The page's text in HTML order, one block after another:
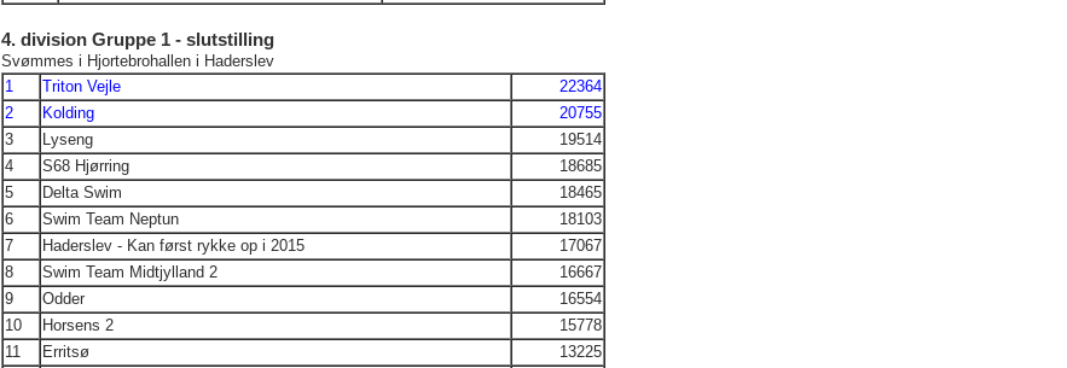
4. division Gruppe 1 - slutstilling
Svømmes i Hjortebrohallen i Haderslev
1
Triton Vejle
22364
2
Kolding
20755
3
Lyseng
19514
4
S68 Hjørring
18685
5
Delta Swim
18465
6
Swim Team Neptun
18103
7
Haderslev - Kan først rykke op i 2015
17067
8
Swim Team Midtjylland 2
16667
9
Odder
16554
10
Horsens 2
15778
11
Erritsø
13225